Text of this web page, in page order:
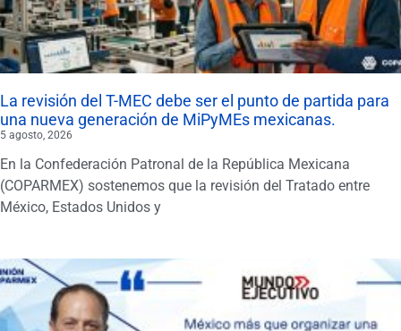
La revisión del T-MEC debe ser el punto de partida para
una nueva generación de MiPyMEs mexicanas.
5 agosto, 2026
En la Confederación Patronal de la República Mexicana
(COPARMEX) sostenemos que la revisión del Tratado entre
México, Estados Unidos y